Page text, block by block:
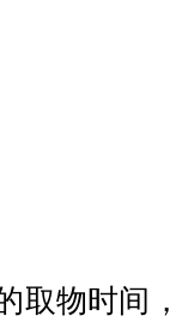
物时间，